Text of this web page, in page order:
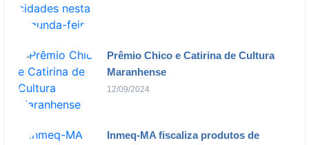
Prêmio Chico e Catirina de Cultura
Maranhense
12/09/2024
Inmeq-MA fiscaliza produtos de